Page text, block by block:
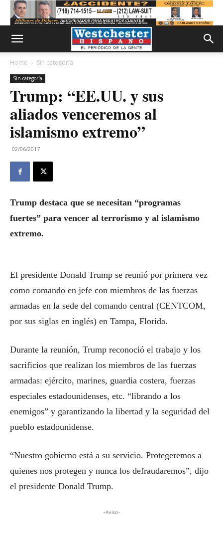
Home Sin categoría
Sin categoría
Trump: “EE.UU. y sus
aliados venceremos al
islamismo extremo”
02/06/2017
Trump destaca que se necesitan “programas
fuertes” para vencer al terrorismo y al islamismo
extremo.
El presidente Donald Trump se reunió por primera vez
como comando en jefe con miembros de las fuerzas
armadas en la sede del comando central (CENTCOM,
por sus siglas en inglés) en Tampa, Florida.
Durante la reunión, Trump reconoció el trabajo y los
sacrificios que realizan los miembros de las fuerzas
armadas: ejército, marines, guardia costera, fuerzas
especiales estadounidenses, etc. “librando a los
enemigos” y garantizando la libertad y la seguridad del
pueblo estadounidense.
“Nuestro gobierno está a su servicio. Protegeremos a
quienes nos protegen y nunca los defraudaremos”, dijo
el presidente Donald Trump.
-Aviso-